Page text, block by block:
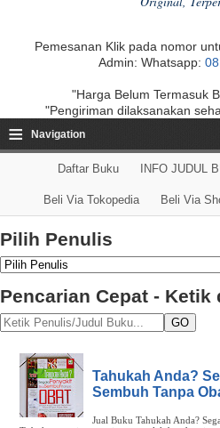
Pemesanan Klik pada nomor
Admin: Whatsapp:
"Harga Belum Termasuk
"Pengiriman dilaksanakan
≡ Navigation
Daftar Buku INFO JUDUL
Beli Via Tokopedia Beli Via
Pilih Penulis
Pencarian Cepat - Ketik
GO
Tahukah Anda?
Sembuh Tanpa